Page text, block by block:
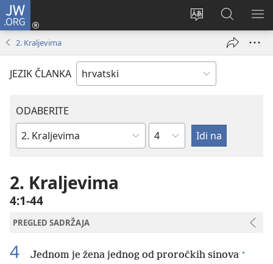
JW.ORG
Promijeni
Prijava
(otvara
prozor)
JW.ORG
|
Pretraga
2. Kraljevima
JEZIK ČLANKA
ODABERITE
Biblijska
Poglavlje
2. Kraljevima
4:1-44
PREGLED SADRŽAJA
4 Jednom je žena jednog od proročkih sinova +